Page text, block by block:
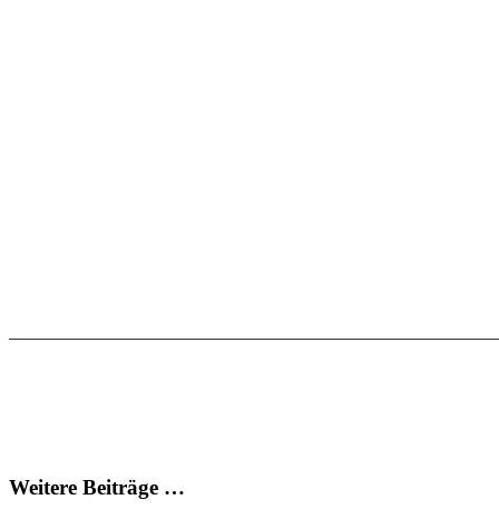
Weitere Beiträge …